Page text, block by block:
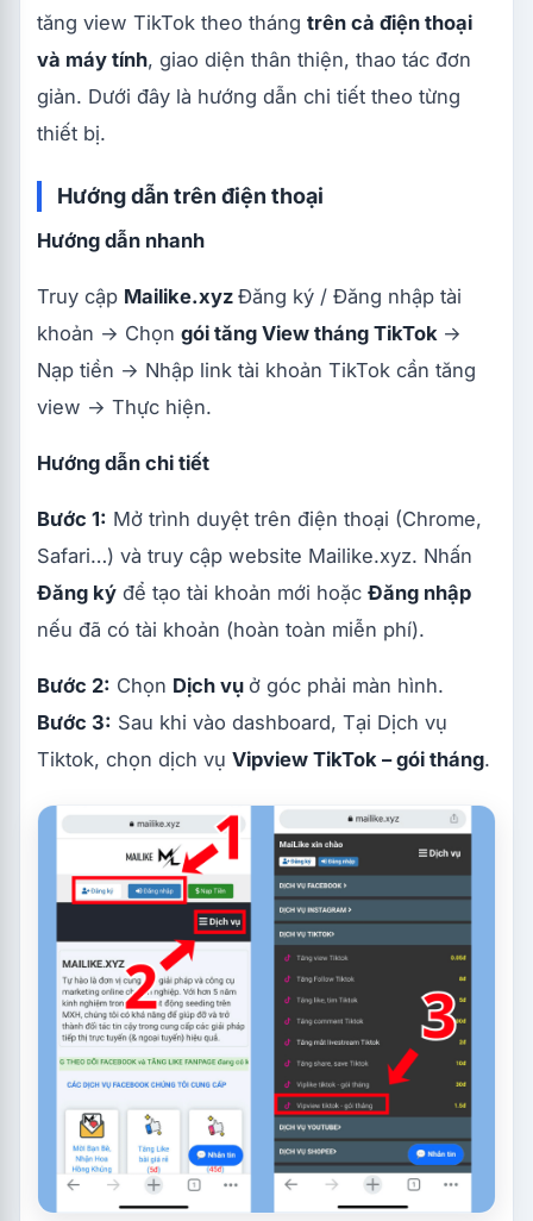
tăng view TikTok theo tháng trên cả điện thoại
và máy tính, giao diện thân thiện, thao tác đơn
giản. Dưới đây là hướng dẫn chi tiết theo từng
thiết bị.
Hướng dẫn trên điện thoại
Hướng dẫn nhanh
Truy cập Mailike.xyz Đăng ký / Đăng nhập tài
khoản → Chọn gói tăng View tháng TikTok →
Nạp tiền → Nhập link tài khoản TikTok cần tăng
view → Thực hiện.
Hướng dẫn chi tiết
Bước 1: Mở trình duyệt trên điện thoại (Chrome,
Safari…) và truy cập website Mailike.xyz. Nhấn
Đăng ký để tạo tài khoản mới hoặc Đăng nhập
nếu đã có tài khoản (hoàn toàn miễn phí).
Bước 2: Chọn Dịch vụ ở góc phải màn hình.
Bước 3: Sau khi vào dashboard, Tại Dịch vụ
Tiktok, chọn dịch vụ Vipview TikTok – gói tháng.